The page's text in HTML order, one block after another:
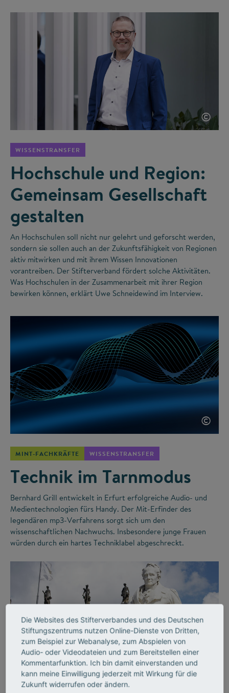
©
WISSENSTRANSFER
Hochschule und Region:
Gemeinsam Gesellschaft
gestalten
An Hochschulen soll nicht nur gelehrt und geforscht werden,
sondern sie sollen auch an der Zukunftsfähigkeit von Regionen
aktiv mitwirken und mit ihrem Wissen Innovationen
vorantreiben. Der Stifterverband fördert solche Aktivitäten.
Was Hochschulen in der Zusammenarbeit mit ihrer Region
bewirken können, erklärt Uwe Schneidewind im Interview.
©
MINT-FACHKRÄFTE WISSENSTRANSFER
Technik im Tarnmodus
Bernhard Grill entwickelt in Erfurt erfolgreiche Audio- und
Medientechnologien fürs Handy. Der Mit-Erfinder des
legendären mp3-Verfahrens sorgt sich um den
wissenschaftlichen Nachwuchs. Insbesondere junge Frauen
würden durch ein hartes Techniklabel abgeschreckt.
Die Websites des Stifterverbandes und des Deutschen
Stiftungszentrums nutzen Online-Dienste von Dritten,
zum Beispiel zur Webanalyse, zum Abspielen von
Audio- oder Videodateien und zum Bereitstellen einer
Kommentarfunktion. Ich bin damit einverstanden und
kann meine Einwilligung jederzeit mit Wirkung für die
Zukunft widerrufen oder ändern.